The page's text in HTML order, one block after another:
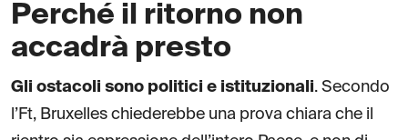
Perché il ritorno non
accadrà presto
Gli ostacoli sono politici e istituzionali. Secondo
l’Ft, Bruxelles chiederebbe una prova chiara che il